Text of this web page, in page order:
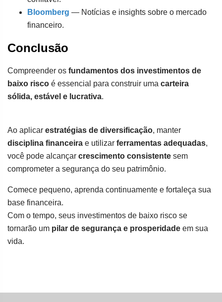
Bloomberg — Notícias e insights sobre o mercado
financeiro.
Conclusão
Compreender os fundamentos dos investimentos de
baixo risco é essencial para construir uma carteira
sólida, estável e lucrativa.
Ao aplicar estratégias de diversificação, manter
disciplina financeira e utilizar ferramentas adequadas,
você pode alcançar crescimento consistente sem
comprometer a segurança do seu patrimônio.
Comece pequeno, aprenda continuamente e fortaleça sua
base financeira.
Com o tempo, seus investimentos de baixo risco se
tornarão um pilar de segurança e prosperidade em sua
vida.